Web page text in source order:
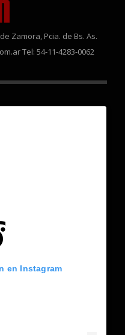
Zamora, Pcia. de Bs. As.
Tel: 54-11-4283-0062
en Instagram